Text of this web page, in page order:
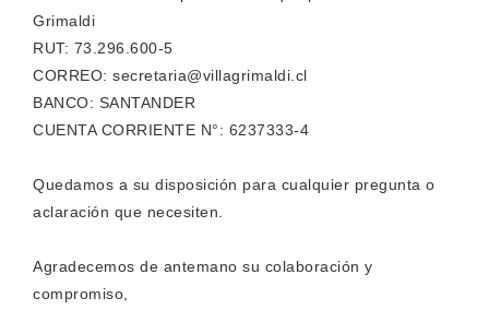
Grimaldi
RUT: 73.296.600-5
CORREO: secretaria@villagrimaldi.cl
BANCO: SANTANDER
CUENTA CORRIENTE N°: 6237333-4
Quedamos a su disposición para cualquier pregunta o
aclaración que necesiten.
Agradecemos de antemano su colaboración y
compromiso,